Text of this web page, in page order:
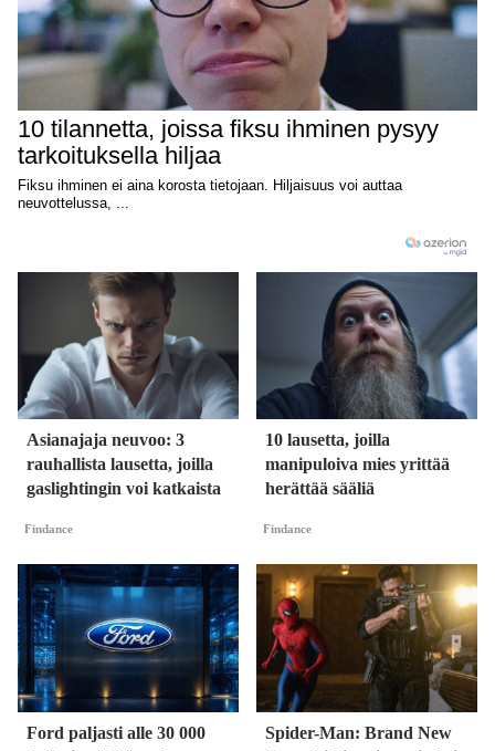
Asianajaja neuvoo: 3
rauhallista lausetta, joilla
gaslightingin voi katkaista
Findance
10 lausetta, joilla
manipuloiva mies yrittää
herättää sääliä
Findance
Ford paljasti alle 30 000
Spider-Man: Brand New